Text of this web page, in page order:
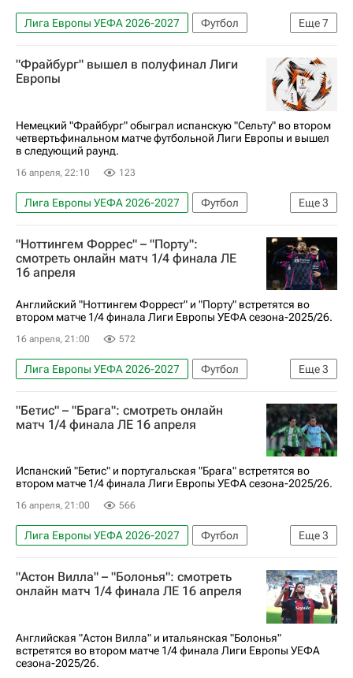
Еще7
Лига Европы УЕФА 2026-2027
Футбол
Спорт
Олли Уоткинс
Эзри Конса
Эмилиано Буэндия
Болонья
Брага
"Фрайбург" вышел в полуфинал Лиги
Европы
Немецкий "Фрайбург" обыграл испанскую "Сельту" во втором
четвертьфинальном матче футбольной Лиги Европы и вышел
в следующий раунд.
16 апреля, 22:10 123
Еще3
Лига Европы УЕФА 2026-2027
Футбол
Спорт
Фрайбург Сельта
"Ноттингем Форрес" – "Порту":
смотреть онлайн матч 1/4 финала ЛЕ
16 апреля
Английский "Ноттингем Форрест" и "Порту" встретятся во
втором матче 1/4 финала Лиги Европы УЕФА сезона-2025/26.
16 апреля, 21:00 572
Еще3
Лига Европы УЕФА 2026-2027
Футбол
Ноттингем Форест
Порту
Анонсы и трансляции матчей
"Бетис" – "Брага": смотреть онлайн
матч 1/4 финала ЛЕ 16 апреля
Испанский "Бетис" и португальская "Брага" встретятся во
втором матче 1/4 финала Лиги Европы УЕФА сезона-2025/26.
16 апреля, 21:00 566
Еще3
Лига Европы УЕФА 2026-2027
Футбол
Бетис
Брага Анонсы и трансляции матчей
"Астон Вилла" – "Болонья": смотреть
онлайн матч 1/4 финала ЛЕ 16 апреля
Английская "Астон Вилла" и итальянская "Болонья"
встретятся во втором матче 1/4 финала Лиги Европы УЕФА
сезона-2025/26.